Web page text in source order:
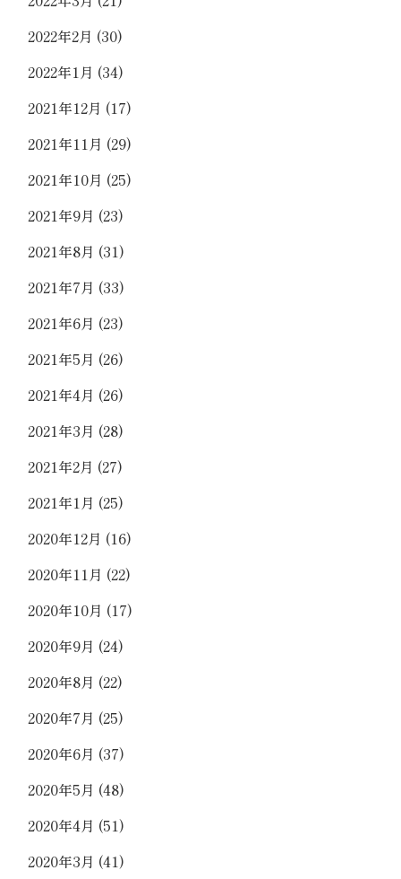
2022年2月 (30)
2022年1月 (34)
2021年12月 (17)
2021年11月 (29)
2021年10月 (25)
2021年9月 (23)
2021年8月 (31)
2021年7月 (33)
2021年6月 (23)
2021年5月 (26)
2021年4月 (26)
2021年3月 (28)
2021年2月 (27)
2021年1月 (25)
2020年12月 (16)
2020年11月 (22)
2020年10月 (17)
2020年9月 (24)
2020年8月 (22)
2020年7月 (25)
2020年6月 (37)
2020年5月 (48)
2020年4月 (51)
2020年3月 (41)